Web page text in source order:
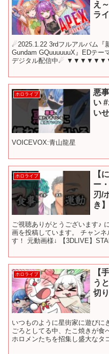
え
ラ
☄2025.1.22 3rdフルアルバム『
Gundam GQuuuuuuX』EDテー
デジタル配信中☄
ホロライブ
悪
い
い
VOICEVOX:青山龍星
ホロライブ
【
ー
刃/
き】
ご視聴ありがとうございます♪
画を投稿しています。 チャン
す！ 元動画様↓ 【3DLIVE】
ホロライブ
【
う
切
いつものように星街家に遊びに
ごろとしてる中、たこ焼きが
ホロメンたちを招集し盛大なタ